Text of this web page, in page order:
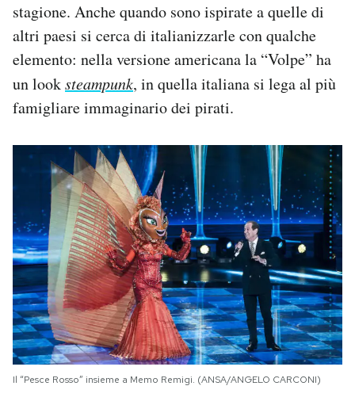
stagione. Anche quando sono ispirate a quelle di
altri paesi si cerca di italianizzarle con qualche
elemento: nella versione americana la “Volpe” ha
un looksteampunk, in quella italiana si lega al più
famigliare immaginario dei pirati.
Il “Pesce Rosso” insieme a Memo Remigi. (ANSA/ANGELO CARCONI)